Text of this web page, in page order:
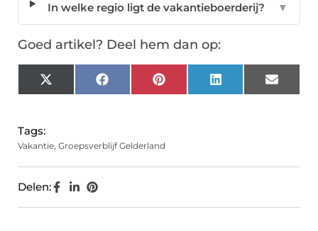
In welke regio ligt de vakantieboerderij? ▼
Goed artikel? Deel hem dan op:
X
(Twitter)
FacebookPinterest LinkedIn Email
Tags:
Vakantie, Groepsverblijf Gelderland
Delen: